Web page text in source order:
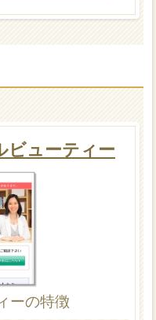
ビューティー
ーの特徴